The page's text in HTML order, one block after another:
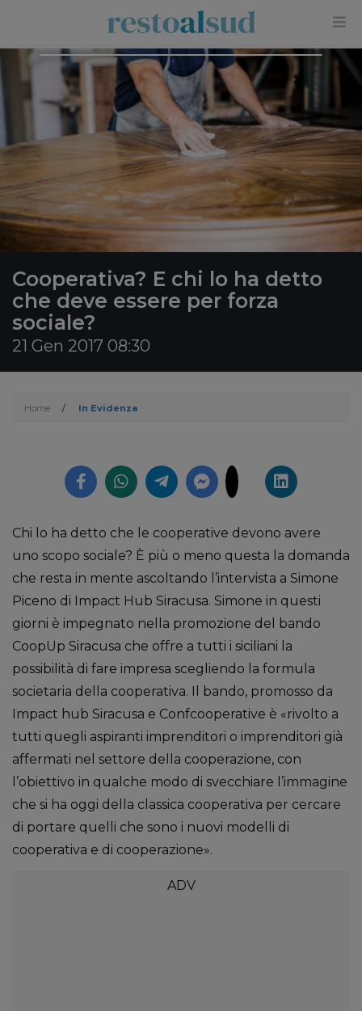
Cooperativa? E chi lo ha detto
che deve essere per forza
sociale?
21 Gen 2017 08:30
Home / In Evidenza
Chi lo ha detto che le cooperative devono avere
uno scopo sociale? È più o meno questa la domanda
che resta in mente ascoltando l’intervista a Simone
Piceno di Impact Hub Siracusa. Simone in questi
giorni è impegnato nella promozione del bando
CoopUp Siracusa che offre a tutti i siciliani la
possibilità di fare impresa scegliendo la formula
societaria della cooperativa. Il bando, promosso da
Impact hub Siracusa e Confcooperative è «rivolto a
tutti quegli aspiranti imprenditori o imprenditori già
affermati nel settore della cooperazione, con
l’obiettivo in qualche modo di svecchiare l’immagine
che si ha oggi della classica cooperativa per cercare
di portare quelli che sono i nuovi modelli di
cooperativa e di cooperazione».
×